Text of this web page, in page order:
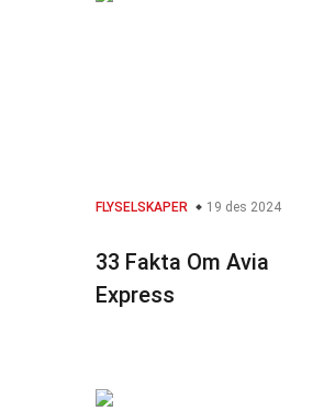
FLYSELSKAPER 19 des 2024
33 Fakta Om Avia
Express